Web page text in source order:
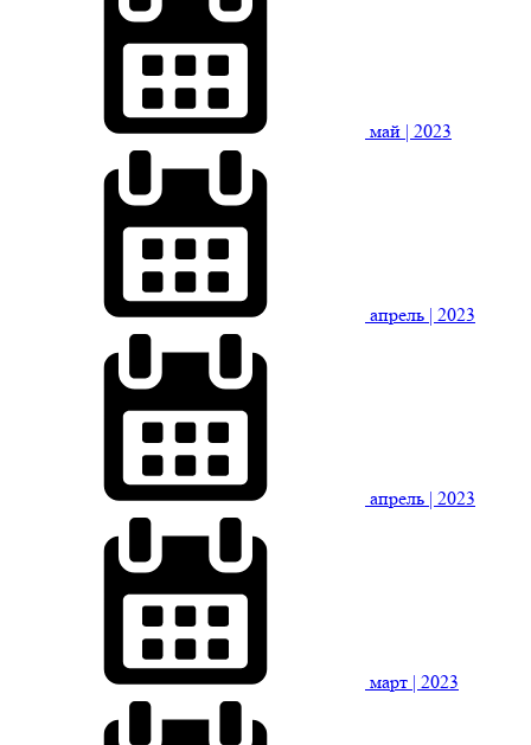
май | 2023
апрель | 2023
апрель | 2023
март | 2023